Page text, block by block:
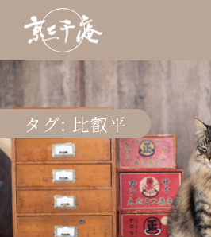
タグ: 比叡平